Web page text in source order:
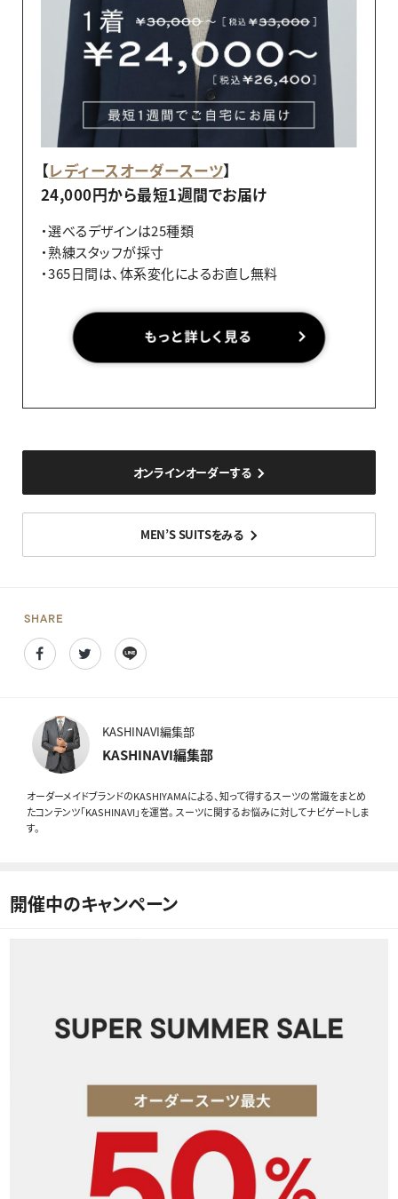
【レディースオーダースーツ】
24,000円から最短1週間でお届け
・選べるデザインは25種類
・熟練スタッフが採寸
・365日間は、体系変化によるお直し無料
オンラインオーダーする
MEN’S SUITSをみる
SHARE
FacebookTwitter
KASHINAVI編集部
KASHINAVI編集部
オーダーメイドブランドのKASHIYAMAによる、知って得するスーツの常識をまとめ
たコンテンツ「KASHINAVI」を運営。 スーツに関するお悩みに対してナビゲートしま
す。
開催中のキャンペーン